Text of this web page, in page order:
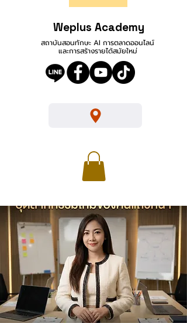
Weplus Academy
สถาบันสอนทักษะ AI การตลาดออนไลน์
และการสร้างรายได้สมัยใหม่